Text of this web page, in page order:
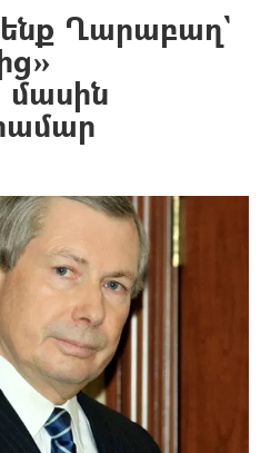
ենք Ղարաբաղ`
մասին